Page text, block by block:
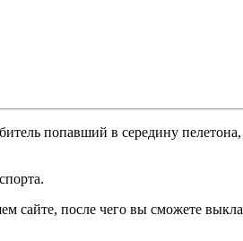
попавший в середину
сайте, после чего вы сможете